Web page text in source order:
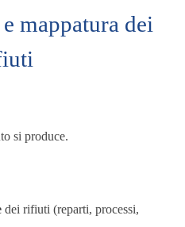
mappatura dei
si produce.
dei rifiuti (reparti, processi,